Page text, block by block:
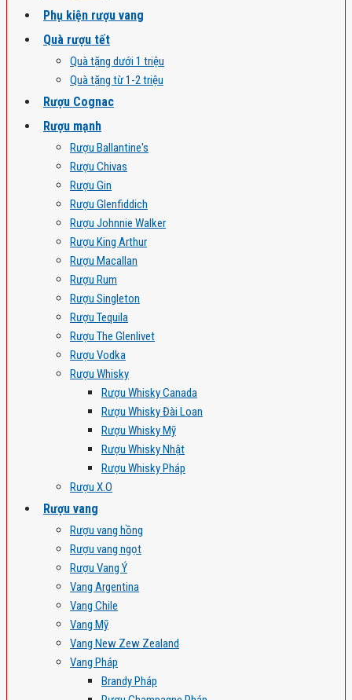
Phụ kiện rượu vang
Quà rượu tết
Quà tặng dưới 1 triệu
Quà tặng từ 1-2 triệu
Rượu Cognac
Rượu mạnh
Rượu Ballantine's
Rượu Chivas
Rượu Gin
Rượu Glenfiddich
Rượu Johnnie Walker
Rượu King Arthur
Rượu Macallan
Rượu Rum
Rượu Singleton
Rượu Tequila
Rượu The Glenlivet
Rượu Vodka
Rượu Whisky
Rượu Whisky Canada
Rượu Whisky Đài Loan
Rượu Whisky Mỹ
Rượu Whisky Nhật
Rượu Whisky Pháp
Rượu X.O
Rượu vang
Rượu vang hồng
Rượu vang ngọt
Rượu Vang Ý
Vang Argentina
Vang Chile
Vang Mỹ
Vang New Zew Zealand
Vang Pháp
Brandy Pháp